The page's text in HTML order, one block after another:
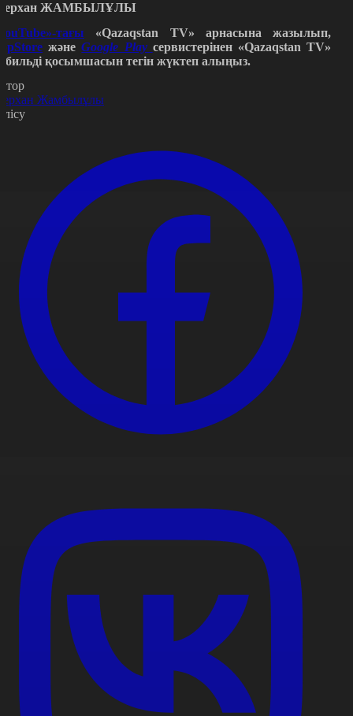
ЖАМБЫЛҰЛЫ
тағы «Qazaqstan TV» арнасына жазылып,
жәнеGoogle Play сервистерінен «Qazaqstan TV»
қосымшасын тегін жүктеп алыңыз.
Жамбылұлы